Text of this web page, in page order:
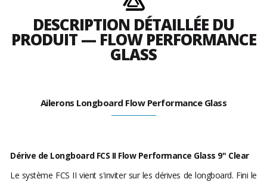
DESCRIPTION DÉTAILLÉE DU
PRODUIT — FLOW PERFORMANCE
GLASS
Ailerons Longboard Flow Performance Glass
Dérive de Longboard FCS II Flow Performance Glass 9" Clear
Le système FCS II vient s'inviter sur les dérives de longboard. Fini le